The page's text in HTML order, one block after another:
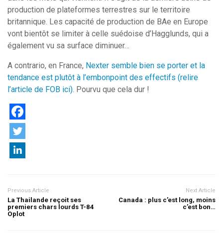
production de plateformes terrestres sur le territoire
britannique. Les capacité de production de BAe en Europe
vont bientôt se limiter à celle suédoise d’Hagglunds, qui a
également vu sa surface diminuer…
A contrario, en France, Nexter semble bien se porter et la
tendance est plutôt à l’embonpoint des effectifs (relire
l’article de FOB ici). Pourvu que cela dur !
Previous Article
La Thailande reçoit ses
premiers chars lourds T-84
Oplot
Next Article
Canada : plus c’est long, moins
c’est bon…